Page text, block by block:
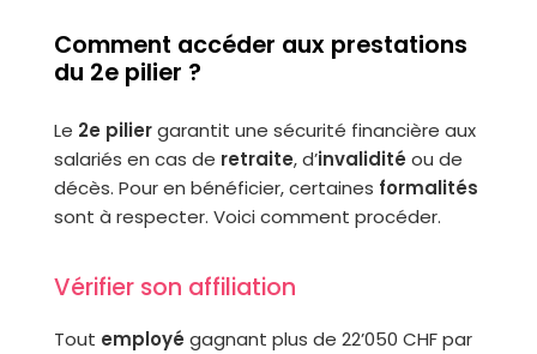
Comment accéder aux prestations
du 2e pilier ?
Le 2e piliergarantit une sécurité financière aux
salariés en cas de retraite, d’invalidité ou de
décès. Pour en bénéficier, certaines formalités
sont à respecter. Voici comment procéder.
Vérifier son affiliation
Tout employé gagnant plus de 22’050 CHF par